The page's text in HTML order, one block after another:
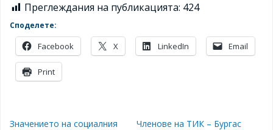
Преглеждания на публикацията: 424
Споделете:
Facebook X LinkedIn Email
Print
Значението на социалния
Членове на ТИК – Бургас